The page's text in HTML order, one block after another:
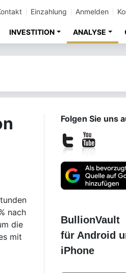
Einzahlung Anmelden
INVESTITION ANALYSE
nach
die
mit
Folgen Sie uns
Gold